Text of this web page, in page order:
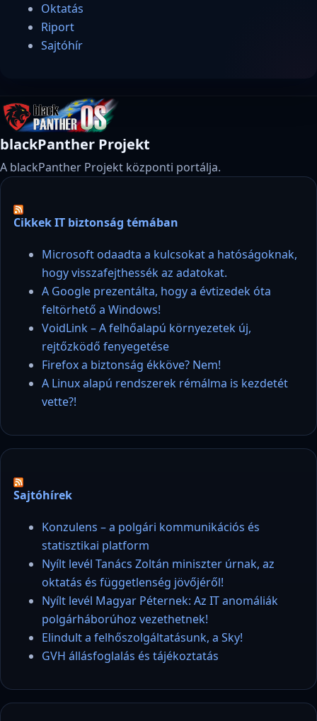
Oktatás
Riport
Sajtóhír
blackPanther Projekt
A blackPanther Projekt központi portálja.
Cikkek IT biztonság témában
Microsoft odaadta a kulcsokat a hatóságoknak,
hogy visszafejthessék az adatokat.
A Google prezentálta, hogy a évtizedek óta
feltörhető a Windows!
VoidLink – A felhőalapú környezetek új,
rejtőzködő fenyegetése
Firefox a biztonság ékköve? Nem!
A Linux alapú rendszerek rémálma is kezdetét
vette?!
Sajtóhírek
Konzulens – a polgári kommunikációs és
statisztikai platform
Nyílt levél Tanács Zoltán miniszter úrnak, az
oktatás és függetlenség jövőjéről!
Nyílt levél Magyar Péternek: Az IT anomáliák
polgárháborúhoz vezethetnek!
Elindult a felhőszolgáltatásunk, a Sky!
GVH állásfoglalás és tájékoztatás